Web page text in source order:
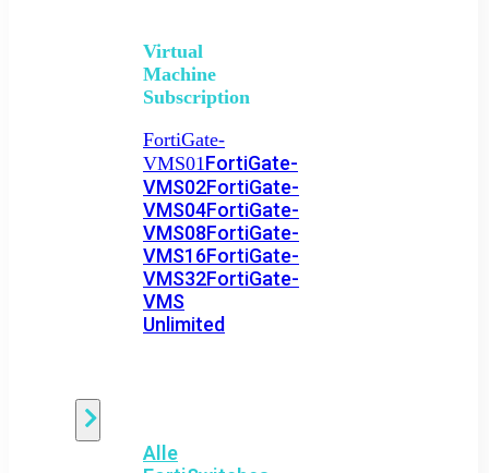
Virtual
Machine
Subscription
FortiGate-
VMS01FortiGate-
VMS02FortiGate-
VMS04FortiGate-
VMS08FortiGate-
VMS16FortiGate-
VMS32FortiGate-
VMS
Unlimited
Alle